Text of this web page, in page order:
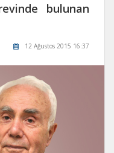
bulunan
12 Ağustos 2015 16:37